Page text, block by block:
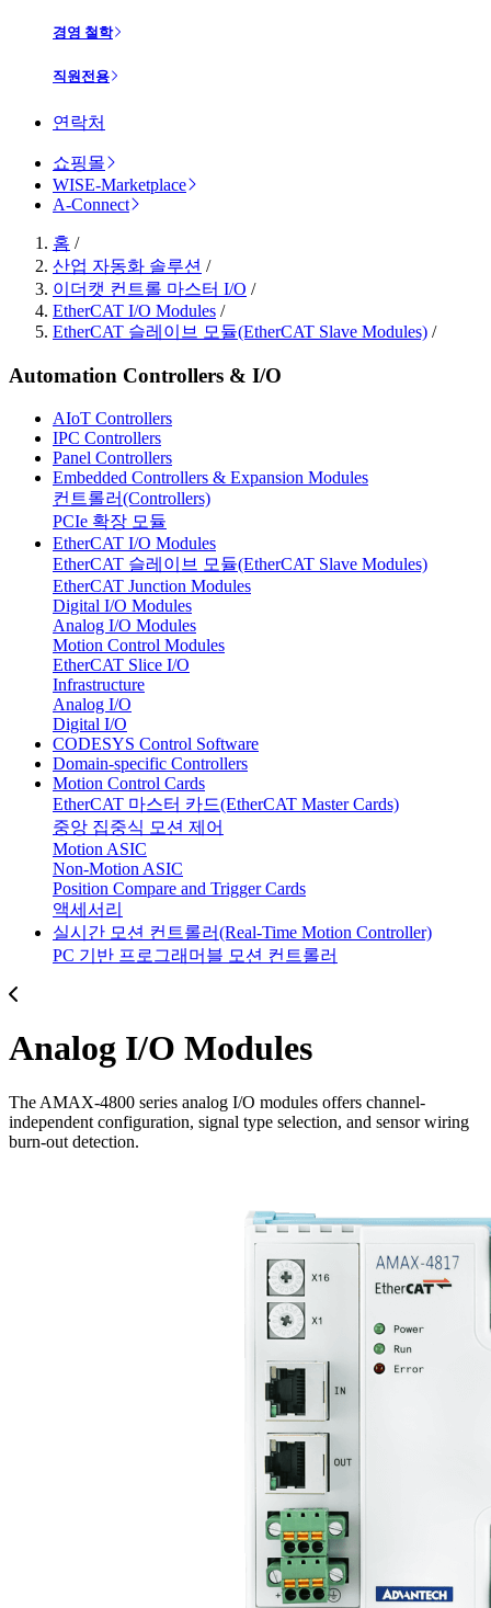
경영 철학
직원전용
연락처
쇼핑몰
WISE-Marketplace
A-Connect
홈 /
산업 자동화 솔루션 /
이더캣 컨트롤 마스터 I/O /
EtherCAT I/O Modules /
EtherCAT 슬레이브 모듈(EtherCAT Slave Modules) /
Automation Controllers & I/O
AIoT Controllers
IPC Controllers
Panel Controllers
Embedded Controllers & Expansion Modules
컨트롤러(Controllers)
PCIe 확장 모듈
EtherCAT I/O Modules
EtherCAT 슬레이브 모듈(EtherCAT Slave Modules)
EtherCAT Junction Modules
Digital I/O Modules
Analog I/O Modules
Motion Control Modules
EtherCAT Slice I/O
Infrastructure
Analog I/O
Digital I/O
CODESYS Control Software
Domain-specific Controllers
Motion Control Cards
EtherCAT 마스터 카드(EtherCAT Master Cards)
중앙 집중식 모션 제어
Motion ASIC
Non-Motion ASIC
Position Compare and Trigger Cards
액세서리
실시간 모션 컨트롤러(Real-Time Motion Controller)
PC 기반 프로그래머블 모션 컨트롤러
Analog I/O Modules
The AMAX-4800 series analog I/O modules offers channel-
independent configuration, signal type selection, and sensor wiring
burn-out detection.